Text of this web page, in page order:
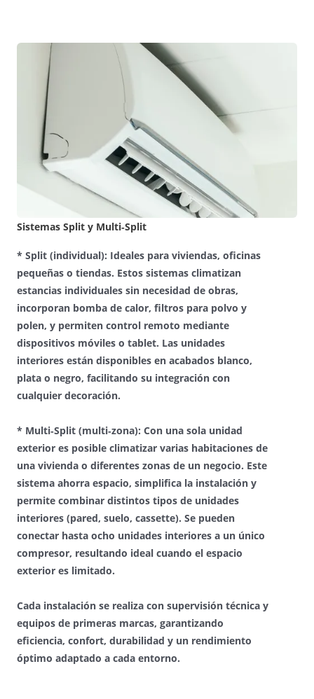
Sistemas Split y Multi‑Split
* Split (individual): Ideales para viviendas, oficinas
pequeñas o tiendas. Estos sistemas climatizan
estancias individuales sin necesidad de obras,
incorporan bomba de calor, filtros para polvo y
polen, y permiten control remoto mediante
dispositivos móviles o tablet. Las unidades
interiores están disponibles en acabados blanco,
plata o negro, facilitando su integración con
cualquier decoración.
* Multi‑Split (multi‑zona): Con una sola unidad
exterior es posible climatizar varias habitaciones de
una vivienda o diferentes zonas de un negocio. Este
sistema ahorra espacio, simplifica la instalación y
permite combinar distintos tipos de unidades
interiores (pared, suelo, cassette). Se pueden
conectar hasta ocho unidades interiores a un único
compresor, resultando ideal cuando el espacio
exterior es limitado.
Cada instalación se realiza con supervisión técnica y
equipos de primeras marcas, garantizando
eficiencia, confort, durabilidad y un rendimiento
óptimo adaptado a cada entorno.